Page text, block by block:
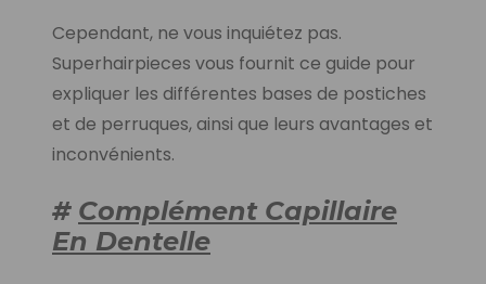
Cependant, ne vous inquiétez pas.
Superhairpieces vous fournit ce guide pour
expliquer les différentes bases de postiches
et de perruques, ainsi que leurs avantages et
inconvénients.
# Complément Capillaire
En Dentelle